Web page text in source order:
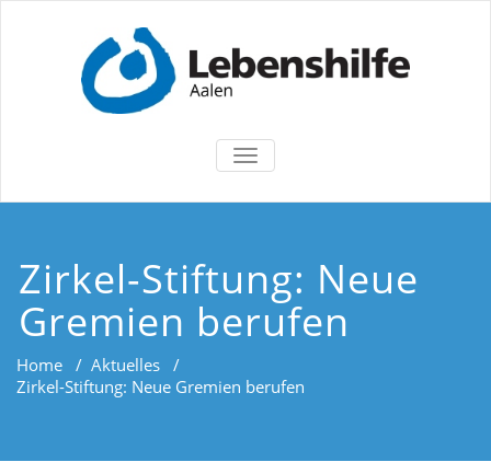
TOGGLE
Zirkel-Stiftung: Neue
Gremien berufen
Home / Aktuelles /
Zirkel-Stiftung: Neue Gremien berufen